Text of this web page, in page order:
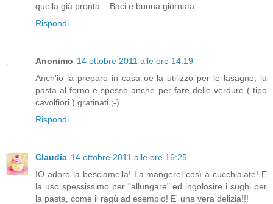
quella già pronta ...Baci e buona giornata
Rispondi
Anonimo 14 ottobre 2011 alle ore 14:19
Anch'io la preparo in casa oe la utilizzo per le lasagne, la
pasta al forno e spesso anche per fare delle verdure ( tipo
cavolfiori ) gratinati ;-)
Rispondi
Claudia 14 ottobre 2011 alle ore 16:25
IO adoro la besciamella! La mangerei così a cucchiaiate! E
la uso spessissimo per "allungare" ed ingolosire i sughi per
la pasta, come il ragù ad esempio! E' una vera delizia!!!